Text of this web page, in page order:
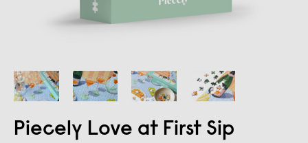
Piecely Love at First Sip